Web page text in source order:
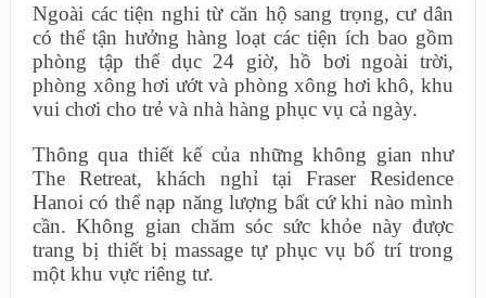
Ngoài các tiện nghi từ căn hộ sang trọng, cư dân
có thể tận hưởng hàng loạt các tiện ích bao gồm
phòng tập thể dục 24 giờ, hồ bơi ngoài trời,
phòng xông hơi ướt và phòng xông hơi khô, khu
vui chơi cho trẻ và nhà hàng phục vụ cả ngày.
Thông qua thiết kế của những không gian như
The Retreat, khách nghỉ tại Fraser Residence
Hanoi có thể nạp năng lượng bất cứ khi nào mình
cần. Không gian chăm sóc sức khỏe này được
trang bị thiết bị massage tự phục vụ bố trí trong
một khu vực riêng tư.